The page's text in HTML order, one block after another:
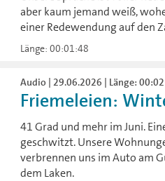
aber kaum jemand weiß,
einer Redewendung auf den
Länge: 00:01:48
Audio | 29.06.2026 | Länge:
Friemeleien:
41 Grad und mehr im Juni.
geschwitzt. Unsere
verbrennen uns im Auto am
dem Laken.